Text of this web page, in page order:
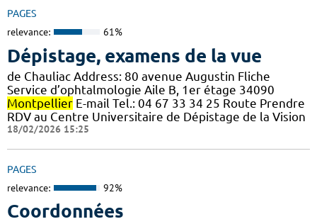
PAGES
relevance: 61%
Dépistage, examens de la vue
de Chauliac Address: 80 avenue Augustin Fliche
Service d’ophtalmologie Aile B, 1er étage 34090
Montpellier E-mail Tel.: 04 67 33 34 25 Route Prendre
RDV au Centre Universitaire de Dépistage de la Vision
18/02/2026 15:25
PAGES
relevance: 92%
Coordonnées